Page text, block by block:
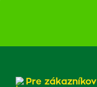
Pre zákazníkov